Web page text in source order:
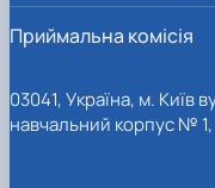
Приймальна комісія
03041, Україна, м. Київ
навчальний корпус №